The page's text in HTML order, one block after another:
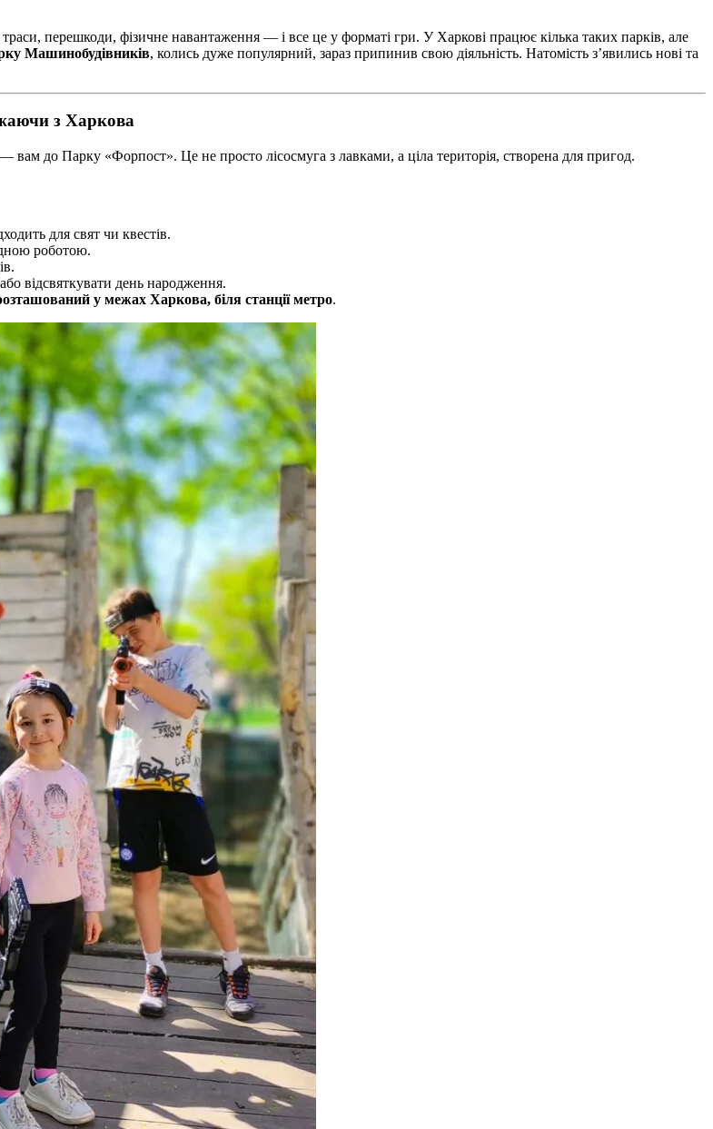
перешкоди, фізичне навантаження — і все це у форматі гри. У Харкові працює кілька таких парків, але
Машинобудівників, колись дуже популярний, зараз припинив свою діяльність. Натомість з’явились нові та
з Харкова
вам до Парку «Форпост». Це не просто лісосмуга з лавками, а ціла територія, створена для пригод.
для свят чи квестів.
роботою.
відсвяткувати день народження.
у межах Харкова, біля станції метро.